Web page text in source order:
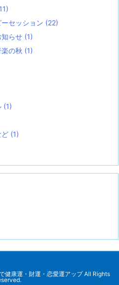
セッション (22)
らせ (1)
の秋 (1)
(1)
ど (1)
健康運・財運・恋愛運アップAll Rights